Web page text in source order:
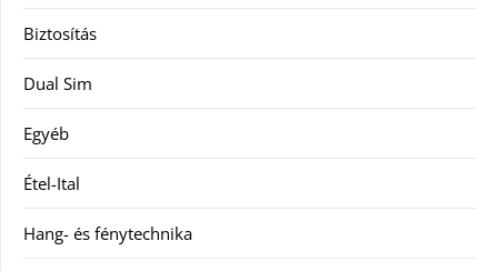
Biztosítás
Dual Sim
Egyéb
Étel-Ital
Hang- és fénytechnika